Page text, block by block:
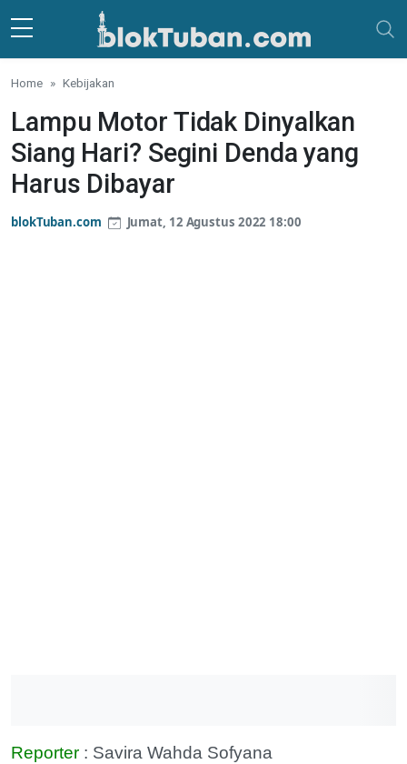
Skip to main content
Home Kebijakan
Lampu Motor Tidak Dinyalkan
Siang Hari? Segini Denda yang
Harus Dibayar
blokTuban.com Jumat, 12 Agustus 2022 18:00
Reporter : Savira Wahda Sofyana